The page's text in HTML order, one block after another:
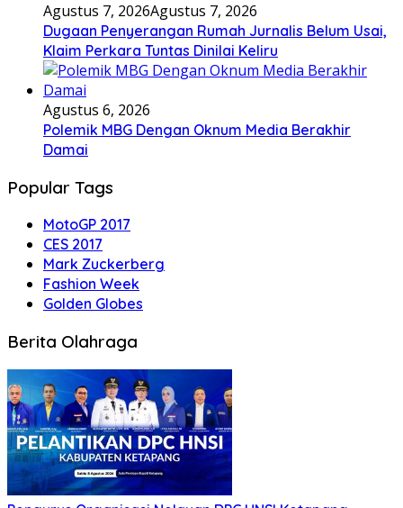
Agustus 7, 2026Agustus 7, 2026
Dugaan Penyerangan Rumah Jurnalis Belum Usai,
Klaim Perkara Tuntas Dinilai Keliru
Agustus 6, 2026
Polemik MBG Dengan Oknum Media Berakhir
Damai
Popular Tags
MotoGP 2017
CES 2017
Mark Zuckerberg
Fashion Week
Golden Globes
Berita Olahraga